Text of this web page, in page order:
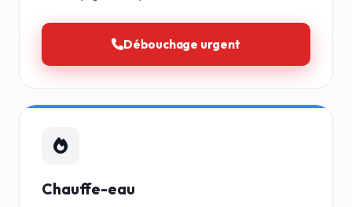
Débouchage urgent
Chauffe-eau